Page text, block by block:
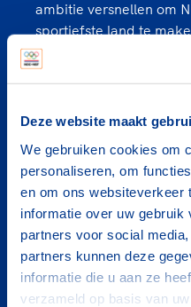
Deze website maakt
We gebruiken cookies om
personaliseren, om
en om ons websiteverkeer
informatie over uw gebruik
partners voor social
partners kunnen deze
informatie die u aan ze
verzameld op basis van
ambitie versnellen om
sportiefste land te
Commerciële
vereniging
Het traject
sportbonden &
vergroten van de
sport.